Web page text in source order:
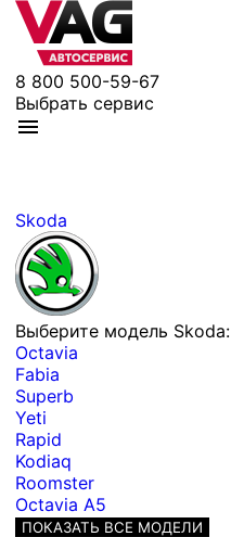
8 800 500-59-67
Выбрать сервис
Skoda
Выберите модель Skoda:
Octavia
Fabia
Superb
Yeti
Rapid
Kodiaq
Roomster
Octavia A5
ПОКАЗАТЬ ВСЕ МОДЕЛИ